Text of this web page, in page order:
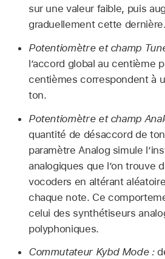
sur une valeur faible, puis
graduellement cette dernière.
Potentiomètre et champ
l’accord global au centième
centièmes correspondent à
ton.
Potentiomètre et champ
quantité de désaccord de
paramètre Analog simule
analogiques que l’on trouve
vocoders en altérant
chaque note. Ce
celui des synthétiseurs
polyphoniques.
Commutateur Kybd Mode :